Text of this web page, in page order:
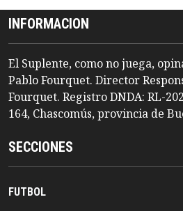
INFORMACION
El Suplente, como no juega,
Pablo Fourquet. Director
Fourquet. Registro DNDA: RL-
164, Chascomús, provincia de
SECCIONES
FUTBOL